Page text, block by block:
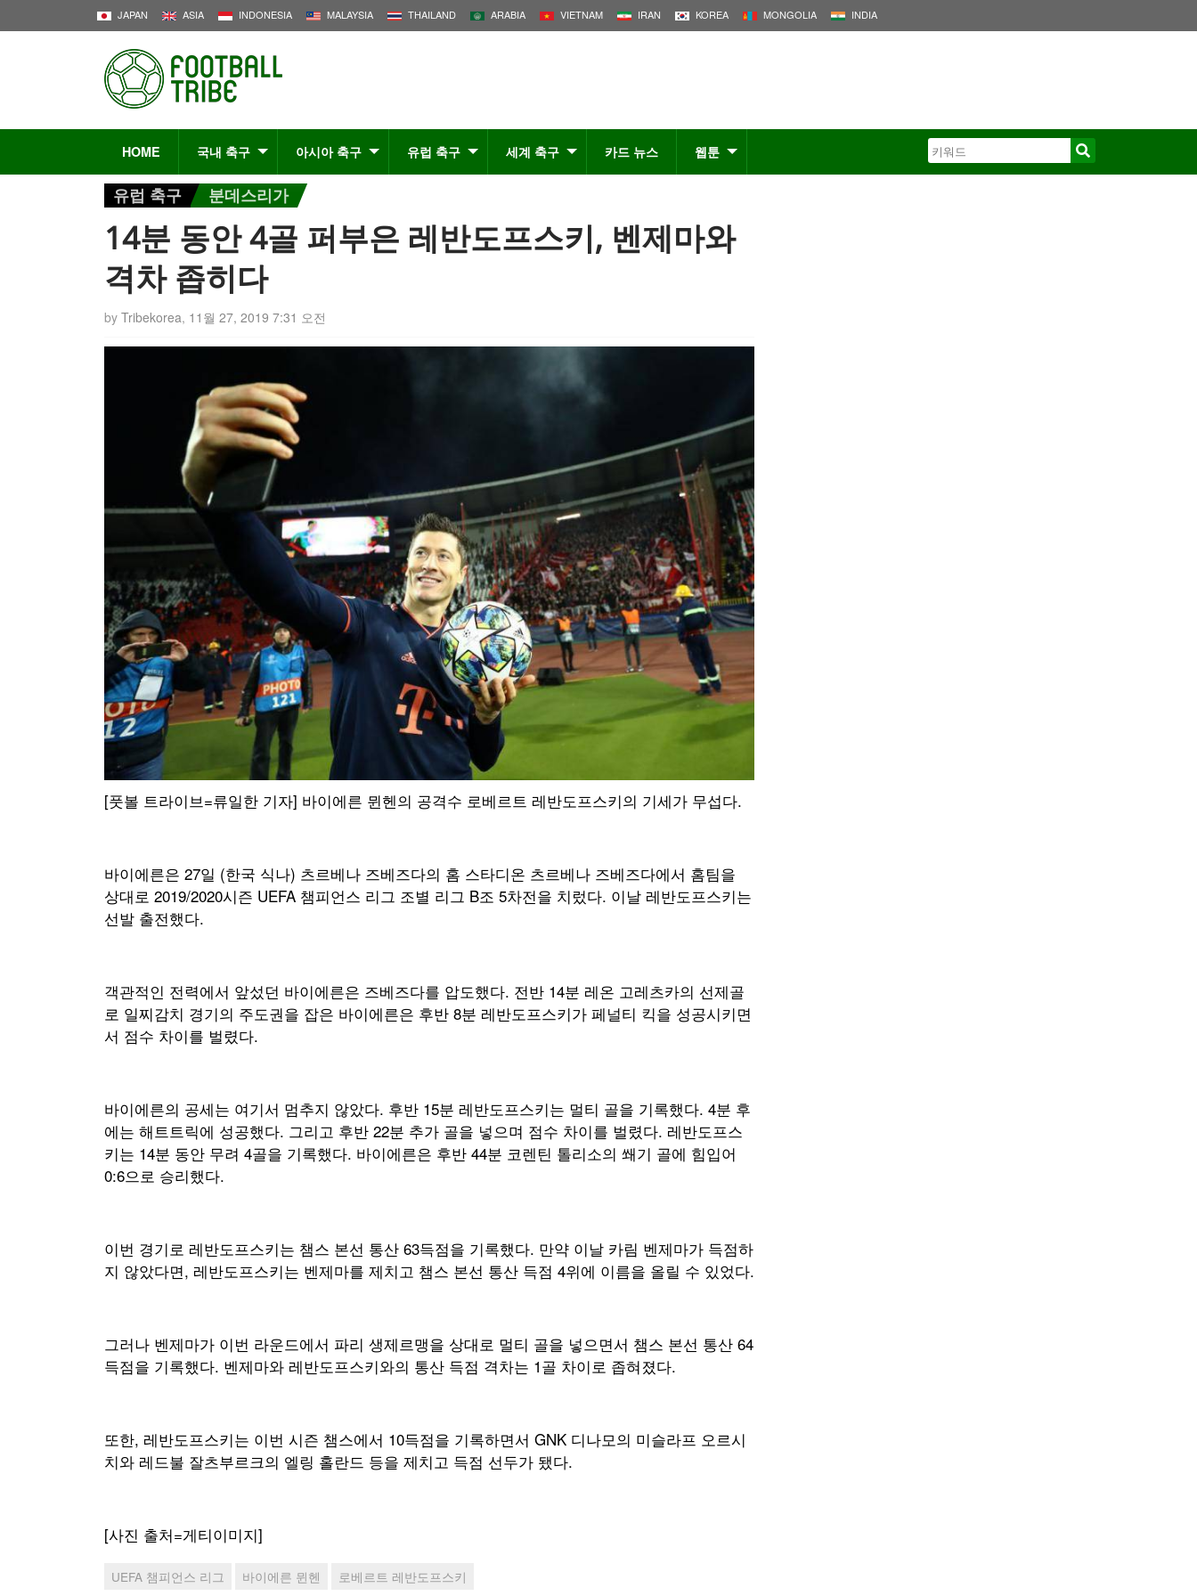
JAPAN ASIA INDONESIA MALAYSIA THAILAND ARABIA VIETNAM IRAN KOREA MONGOLIA INDIA
HOME 국내 축구 아시아 축구 유럽 축구 세계 축구 카드 뉴스 웹툰
유럽 축구 분데스리가
14분 동안 4골 퍼부은 레반도프스키, 벤제마와
격차 좁히다
by Tribekorea, 11월 27, 2019 7:31 오전
[풋볼 트라이브=류일한 기자] 바이에른 뮌헨의 공격수 로베르트 레반도프스키의 기세가 무섭다.
바이에른은 27일 (한국 식나) 츠르베나 즈베즈다의 홈 스타디온 츠르베나 즈베즈다에서 홈팀을
상대로 2019/2020시즌 UEFA 챔피언스 리그 조별 리그 B조 5차전을 치렀다. 이날 레반도프스키는
선발 출전했다.
객관적인 전력에서 앞섰던 바이에른은 즈베즈다를 압도했다. 전반 14분 레온 고레츠카의 선제골
로 일찌감치 경기의 주도권을 잡은 바이에른은 후반 8분 레반도프스키가 페널티 킥을 성공시키면
서 점수 차이를 벌렸다.
바이에른의 공세는 여기서 멈추지 않았다. 후반 15분 레반도프스키는 멀티 골을 기록했다. 4분 후
에는 해트트릭에 성공했다. 그리고 후반 22분 추가 골을 넣으며 점수 차이를 벌렸다. 레반도프스
키는 14분 동안 무려 4골을 기록했다. 바이에른은 후반 44분 코렌틴 톨리소의 쐐기 골에 힘입어
0:6으로 승리했다.
이번 경기로 레반도프스키는 챔스 본선 통산 63득점을 기록했다. 만약 이날 카림 벤제마가 득점하
지 않았다면, 레반도프스키는 벤제마를 제치고 챔스 본선 통산 득점 4위에 이름을 올릴 수 있었다.
그러나 벤제마가 이번 라운드에서 파리 생제르맹을 상대로 멀티 골을 넣으면서 챔스 본선 통산 64
득점을 기록했다. 벤제마와 레반도프스키와의 통산 득점 격차는 1골 차이로 좁혀졌다.
또한, 레반도프스키는 이번 시즌 챔스에서 10득점을 기록하면서 GNK 디나모의 미슬라프 오르시
치와 레드불 잘츠부르크의 엘링 홀란드 등을 제치고 득점 선두가 됐다.
[사진 출처=게티이미지]
UEFA 챔피언스 리그 바이에른 뮌헨 로베르트 레반도프스키